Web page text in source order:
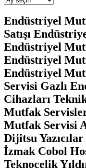
Endüstriyel
Satışı
Endüstriyel
Endüstriyel
Endüstriyel
Servisi Gazlı
Cihazları
Mutfak
Mutfak Servisi
Dijitsu
İzmak Cobol
Teknoçelik